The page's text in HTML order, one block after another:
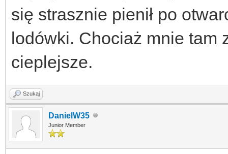
się strasznie pienił po
lodówki. Chociaż mnie tam
cieplejsze.
Szukaj
DanielW35
Junior Member